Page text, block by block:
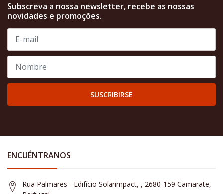
Subscreva a nossa newsletter, recebe as nossas
novidades e promoções.
SUSCRIBIRSE
ENCUÉNTRANOS
Rua Palmares - Edifício Solarimpact, , 2680-159 Camarate,